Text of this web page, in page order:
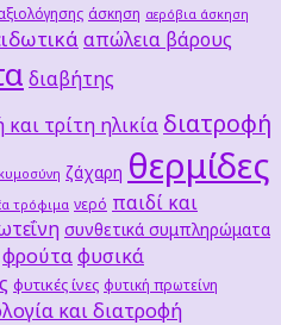
άσκηση αερόβια άσκηση
απώλεια βάρους
διαβήτης
τρίτη ηλικία διατροφή
ζάχαρη θερμίδες
τρόφιμα νερό παιδί και
συνθετικά συμπληρώματα
φρούταφυσικά
φυτικές ίνες φυτική πρωτείνη
και διατροφή